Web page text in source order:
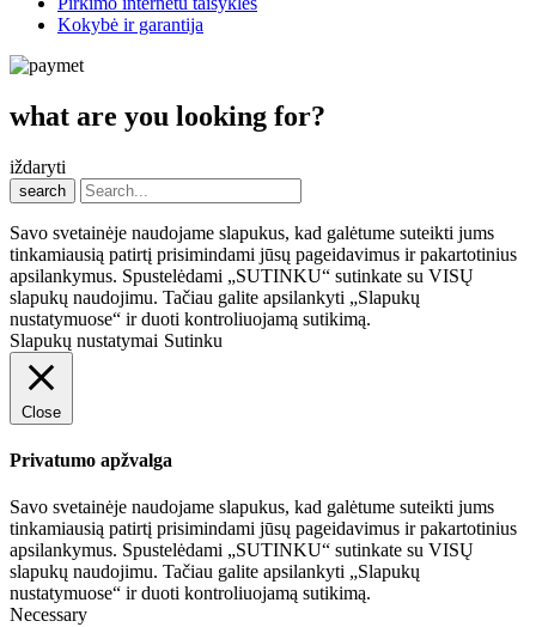
Kokybė ir garantija
what are you looking for?
iždaryti
search
Savo svetainėje naudojame slapukus, kad galėtume suteikti jums
tinkamiausią patirtį prisimindami jūsų pageidavimus ir pakartotinius
apsilankymus. Spustelėdami „SUTINKU“ sutinkate su VISŲ
slapukų naudojimu. Tačiau galite apsilankyti „Slapukų
nustatymuose“ ir duoti kontroliuojamą sutikimą.
Slapukų nustatymai Sutinku
Close
Privatumo apžvalga
Savo svetainėje naudojame slapukus, kad galėtume suteikti jums
tinkamiausią patirtį prisimindami jūsų pageidavimus ir pakartotinius
apsilankymus. Spustelėdami „SUTINKU“ sutinkate su VISŲ
slapukų naudojimu. Tačiau galite apsilankyti „Slapukų
nustatymuose“ ir duoti kontroliuojamą sutikimą.
Necessary